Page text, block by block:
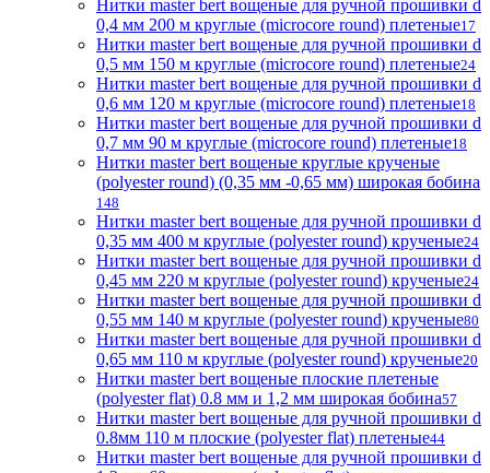
Нитки master bert вощеные для ручной прошивки d
0,4 мм 200 м круглые (microcore round) плетеные17
Нитки master bert вощеные для ручной прошивки d
0,5 мм 150 м круглые (microcore round) плетеные24
Нитки master bert вощеные для ручной прошивки d
0,6 мм 120 м круглые (microcore round) плетеные18
Нитки master bert вощеные для ручной прошивки d
0,7 мм 90 м круглые (microcore round) плетеные18
Нитки master bert вощеные круглые крученые
(polyester round) (0,35 мм -0,65 мм) широкая бобина
148
Нитки master bert вощеные для ручной прошивки d
0,35 мм 400 м круглые (polyester round) крученые24
Нитки master bert вощеные для ручной прошивки d
0,45 мм 220 м круглые (polyester round) крученые24
Нитки master bert вощеные для ручной прошивки d
0,55 мм 140 м круглые (polyester round) крученые80
Нитки master bert вощеные для ручной прошивки d
0,65 мм 110 м круглые (polyester round) крученые20
Нитки master bert вощеные плоские плетеные
(polyester flat) 0.8 мм и 1,2 мм широкая бобина57
Нитки master bert вощеные для ручной прошивки d
0.8мм 110 м плоские (polyester flat) плетеные44
Нитки master bert вощеные для ручной прошивки d